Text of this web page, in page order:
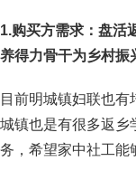
1.购买方需求： 盘活
养得力骨干为乡村振
目前明城镇妇联也
城镇也是有很多返乡
务，希望家中社工能